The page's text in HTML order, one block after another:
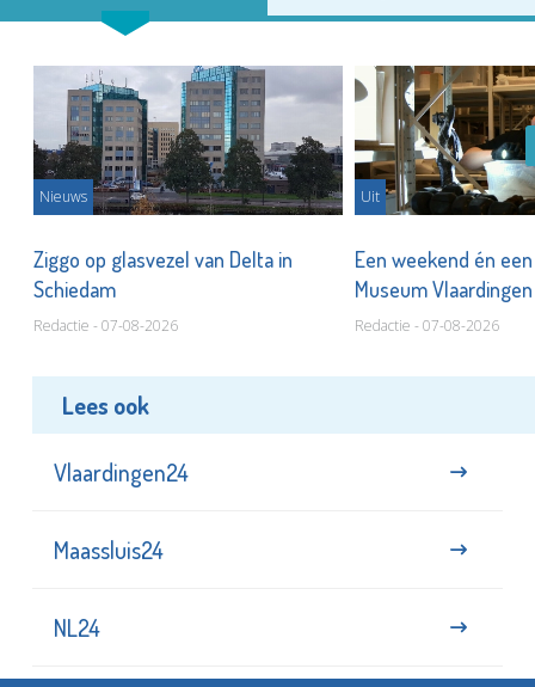
Nieuws
Ziggo op glasvezel van Delta in
Schiedam
Redactie - 07-08-2026
Uit
Een weekend én
Museum
Redactie - 07-08-2026
Lees ook
Vlaardingen24
Maassluis24
NL24